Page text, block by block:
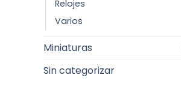
Relojes
Varios
Miniaturas
Sin categorizar